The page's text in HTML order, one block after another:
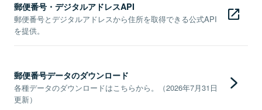
郵便番号・デジタルアドレスAPI
郵便番号とデジタルアドレスから住所を取得できる公式API
を提供。
郵便番号データのダウンロード
各種データのダウンロードはこちらから。（2026年7月31日
更新）